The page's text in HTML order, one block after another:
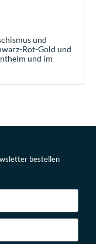
und
Rot-Gold und
und im
bestellen